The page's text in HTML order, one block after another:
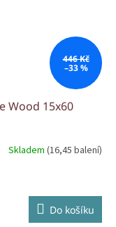
446 Kč
–33 %
Wood 15x60
Skladem (16,45 balení)
Do košíku